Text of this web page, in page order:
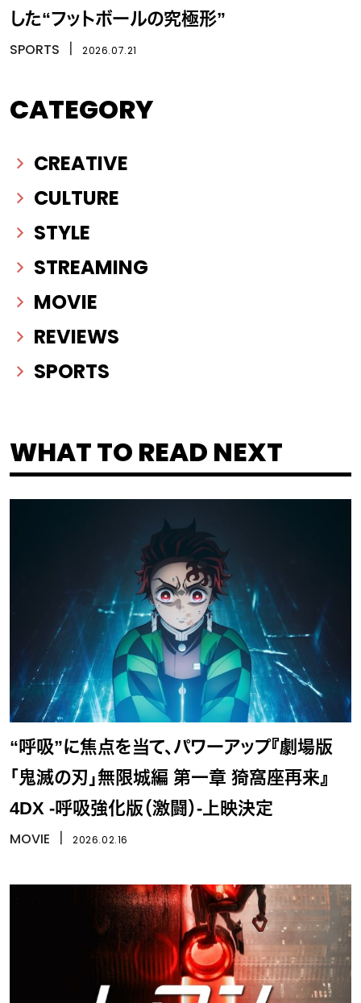
した“フットボールの究極形”
SPORTS 2026.07.21
CATEGORY
CREATIVE
CULTURE
STYLE
STREAMING
MOVIE
REVIEWS
SPORTS
WHAT TO READ NEXT
“呼吸”に焦点を当て、パワーアップ『劇場版
「鬼滅の刃」無限城編 第一章 猗窩座再来』
4DX -呼吸強化版（激闘）-上映決定
MOVIE 2026.02.16